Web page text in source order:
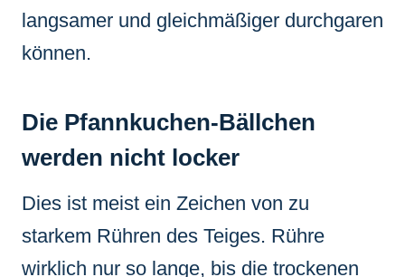
langsamer und gleichmäßiger durchgaren
können.
Die Pfannkuchen-Bällchen
werden nicht locker
Dies ist meist ein Zeichen von zu
starkem Rühren des Teiges. Rühre
wirklich nur so lange, bis die trockenen